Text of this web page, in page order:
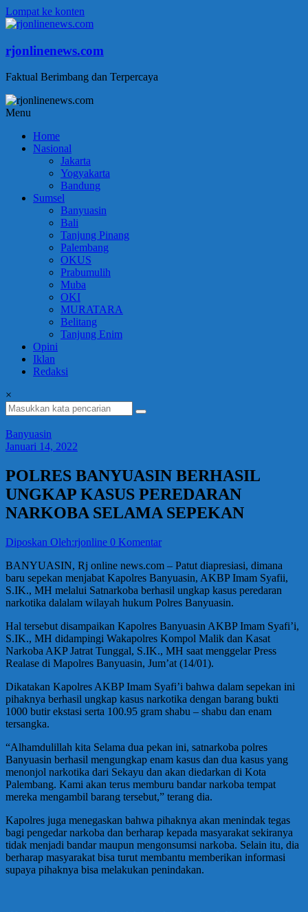
Lompat ke konten
rjonlinenews.com
Faktual Berimbang dan Terpercaya
Menu
Home
Nasional
Jakarta
Yogyakarta
Bandung
Sumsel
Banyuasin
Bali
Tanjung Pinang
Palembang
OKUS
Prabumulih
Muba
OKI
MURATARA
Belitang
Tanjung Enim
Opini
Iklan
Redaksi
×
Banyuasin
Januari 14, 2022
POLRES BANYUASIN BERHASIL
UNGKAP KASUS PEREDARAN
NARKOBA SELAMA SEPEKAN
Diposkan Oleh:rjonline 0 Komentar
BANYUASIN, Rj online news.com – Patut diapresiasi, dimana
baru sepekan menjabat Kapolres Banyuasin, AKBP Imam Syafii,
S.IK., MH melalui Satnarkoba berhasil ungkap kasus peredaran
narkotika dalalam wilayah hukum Polres Banyuasin.
Hal tersebut disampaikan Kapolres Banyuasin AKBP Imam Syafi’i,
S.IK., MH didampingi Wakapolres Kompol Malik dan Kasat
Narkoba AKP Jatrat Tunggal, S.IK., MH saat menggelar Press
Realase di Mapolres Banyuasin, Jum’at (14/01).
Dikatakan Kapolres AKBP Imam Syafi’i bahwa dalam sepekan ini
pihaknya berhasil ungkap kasus narkotika dengan barang bukti
1000 butir ekstasi serta 100.95 gram shabu – shabu dan enam
tersangka.
“Alhamdulillah kita Selama dua pekan ini, satnarkoba polres
Banyuasin berhasil mengungkap enam kasus dan dua kasus yang
menonjol narkotika dari Sekayu dan akan diedarkan di Kota
Palembang. Kami akan terus memburu bandar narkoba tempat
mereka mengambil barang tersebut,” terang dia.
Kapolres juga menegaskan bahwa pihaknya akan menindak tegas
bagi pengedar narkoba dan berharap kepada masyarakat sekiranya
tidak menjadi bandar maupun mengonsumsi narkoba. Selain itu, dia
berharap masyarakat bisa turut membantu memberikan informasi
supaya pihaknya bisa melakukan penindakan.